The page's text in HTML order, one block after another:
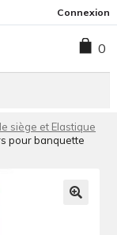
Connexion
0
siège et Elastique
pour banquette